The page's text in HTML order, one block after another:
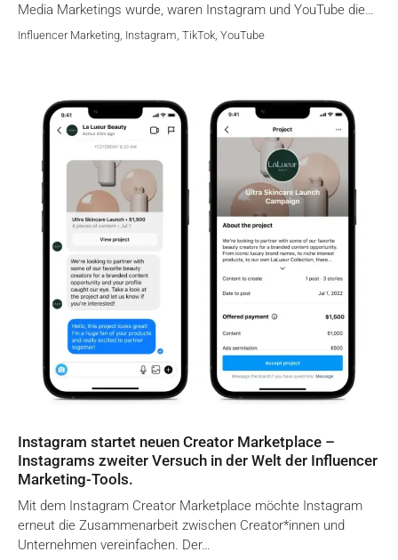
Media Marketings wurde, waren Instagram und YouTube die…
Influencer Marketing, Instagram, TikTok, YouTube
Instagram startet neuen Creator Marketplace –
Instagrams zweiter Versuch in der Welt der Influencer
Marketing-Tools.
Mit dem Instagram Creator Marketplace möchte Instagram
erneut die Zusammenarbeit zwischen Creator*innen und
Unternehmen vereinfachen. Der…